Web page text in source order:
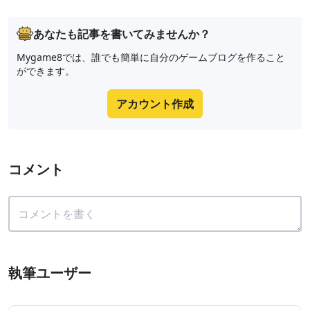
あなたも記事を書いてみませんか？
Mygame8では、誰でも簡単に自分のゲームブログを作ること
ができます。
アカウント作成
コメント
執筆ユーザー